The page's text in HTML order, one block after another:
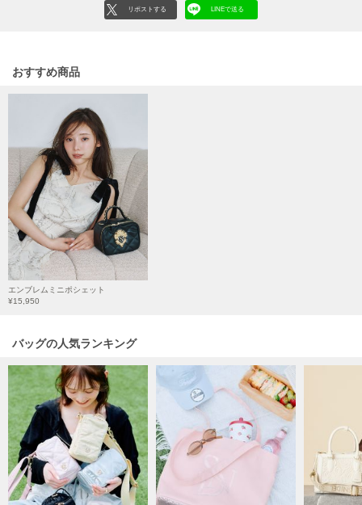
ジェラート ピケ
GELATO PIQUE CAT&DOG
ジェラート ピケ キャットアンドドッグ
gelato pique Sleep
ジェラート ピケ スリープ
GRAMICCI
グラミチ
HUNTER
ハンター
HOKA ONEONE
ホカ オネオネ
KEEN
キーン
リポストする LINEで送る
おすすめ商品
エンブレムミニポシェット
¥15,950
バッグの人気ランキング